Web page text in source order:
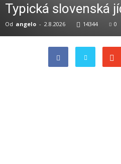
Typická slovenská
Od angelo - 2.8.2026 14344 0